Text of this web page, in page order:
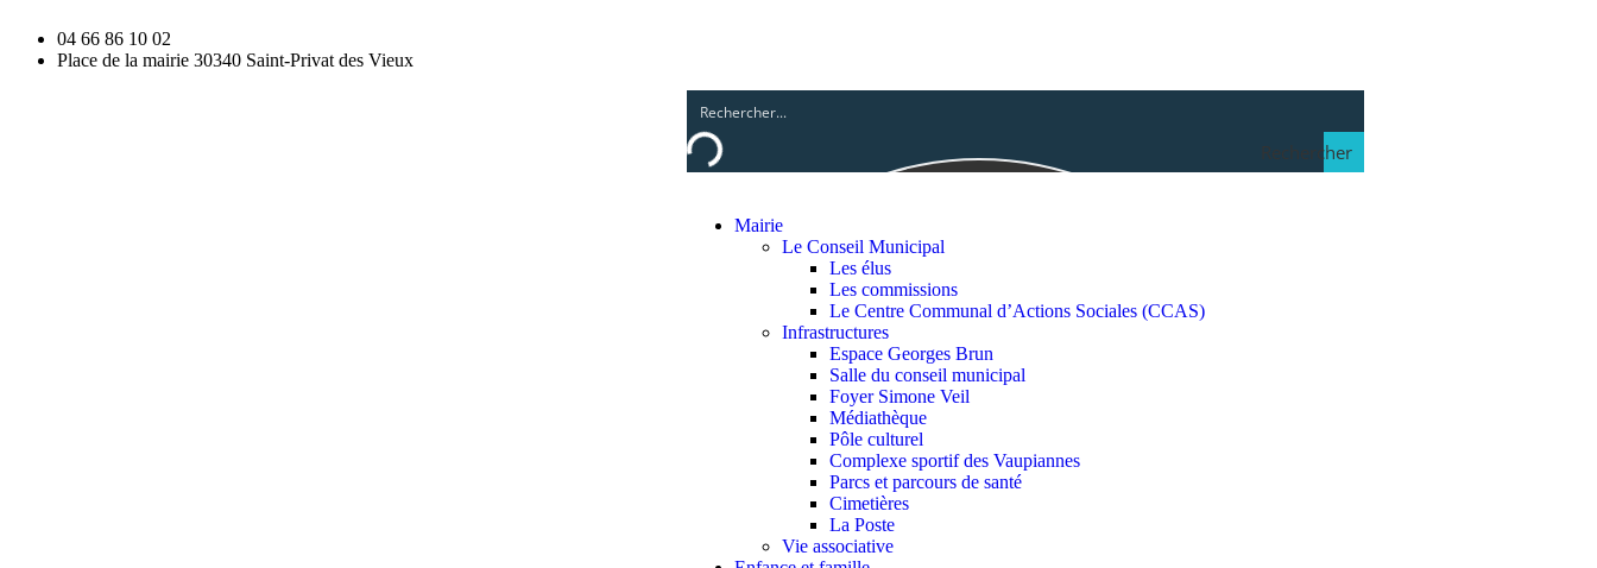
04 66 86 10 02
Place de la mairie 30340 Saint-Privat des Vieux
Rechercher
Mairie
Le Conseil Municipal
Les élus
Les commissions
Le Centre Communal d’Actions Sociales (CCAS)
Infrastructures
Espace Georges Brun
Salle du conseil municipal
Foyer Simone Veil
Médiathèque
Pôle culturel
Complexe sportif des Vaupiannes
Parcs et parcours de santé
Cimetières
La Poste
Vie associative